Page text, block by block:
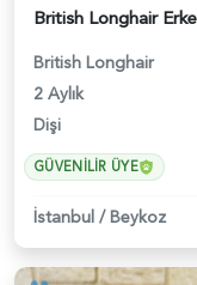
British Longhair
2 Aylık
Dişi
GÜVENILIR ÜYE
İstanbul /Beykoz